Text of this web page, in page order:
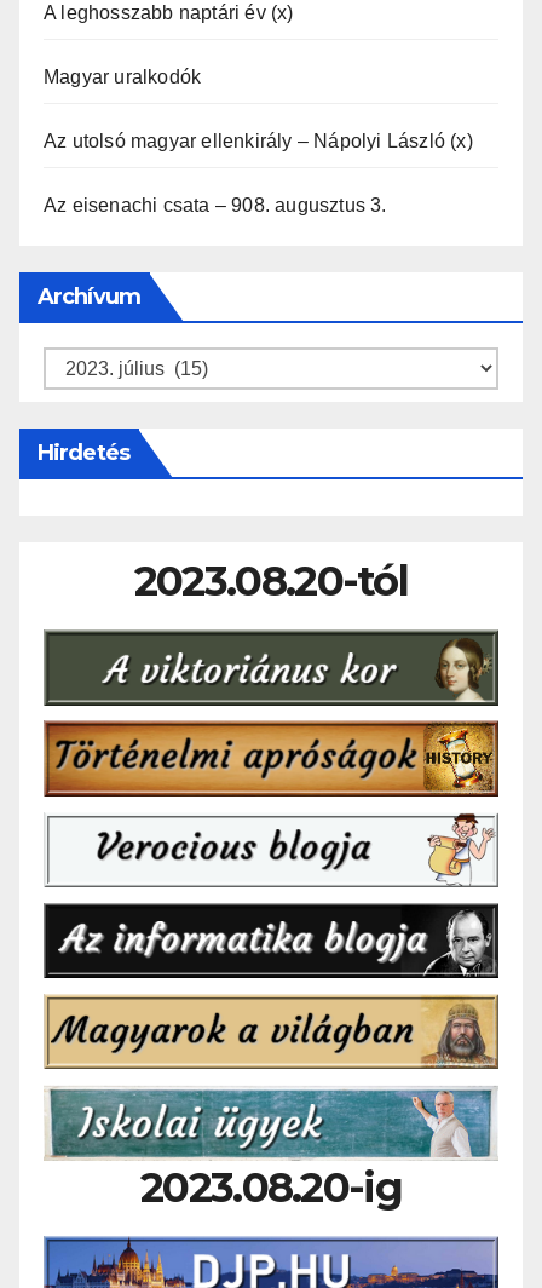
A leghosszabb naptári év (x)
Magyar uralkodók
Az utolsó magyar ellenkirály – Nápolyi László (x)
Az eisenachi csata – 908. augusztus 3.
Archívum
Archívum
Hirdetés
2023.08.20-tól
2023.08.20-ig